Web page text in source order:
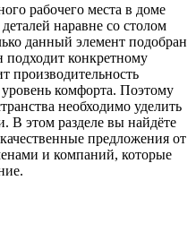
рабочего места в доме
наравне со столом
данный элемент подобран
подходит конкретному
производительность
комфорта. Поэтому
необходимо уделить
В этом разделе вы найдёте
предложения от
и компаний, которые